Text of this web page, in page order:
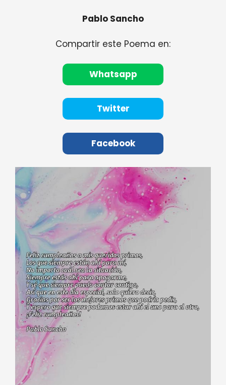
Pablo Sancho
Compartir este Poema en:
Whatsapp
Twitter
Facebook